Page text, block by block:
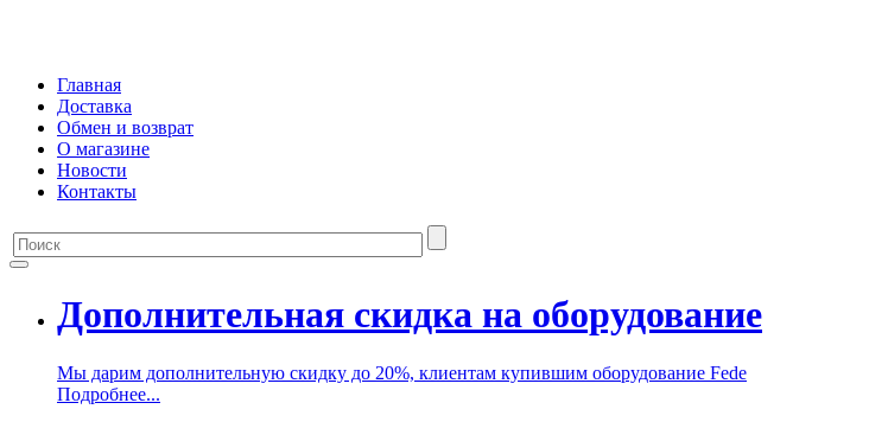
Главная
Доставка
Обмен и возврат
О магазине
Новости
Контакты
Дополнительная скидка на оборудование
Мы дарим дополнительную скидку до 20%, клиентам купившим оборудование Fede
Подробнее...